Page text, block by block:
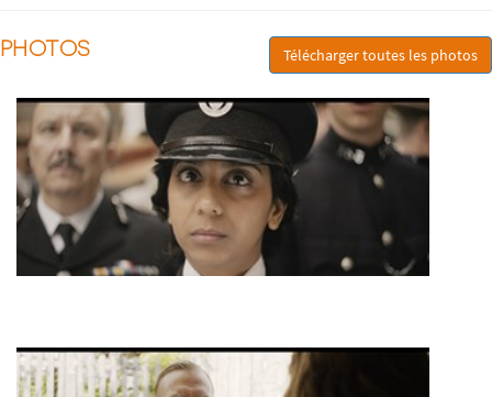
PHOTOS Télécharger toutes les photos